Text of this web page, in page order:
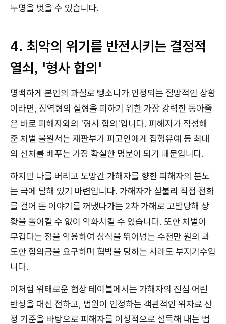
누명을 벗을 수 있습니다.
4. 최악의 위기를 반전시키는 결정적
열쇠, '형사 합의'
명백하게 본인의 과실로 뺑소니가 인정되는 절망적인 상황
이라면, 징역형의 실형을 피하기 위한 가장 강력한 동아줄
은 바로 피해자와의 '형사 합의'입니다. 피해자가 작성해
준 처벌 불원서는 재판부가 피고인에게 집행유예 등 최대
의 선처를 베푸는 가장 확실한 명분이 되기 때문입니다.
하지만 나를 버리고 도망간 가해자를 향한 피해자의 분노
는 극에 달해 있기 마련입니다. 가해자가 섣불리 직접 전화
를 걸어 돈 이야기를 꺼냈다가는 2차 가해로 고발당해 상
황을 돌이킬 수 없이 악화시킬 수 있습니다. 또한 처벌이
무겁다는 점을 악용하여 상식을 뛰어넘는 수천만 원의 과
도한 합의금을 요구하며 협박을 당하는 사례도 부지기수입
니다.
이처럼 위태로운 협상 테이블에서는 가해자의 진심 어린
반성을 대신 전하고, 법원이 인정하는 객관적인 위자료 산
정 기준을 바탕으로 피해자를 이성적으로 설득해 내는 법